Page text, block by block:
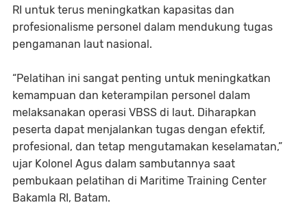
RI untuk terus meningkatkan kapasitas dan
profesionalisme personel dalam mendukung tugas
pengamanan laut nasional.
“Pelatihan ini sangat penting untuk meningkatkan
kemampuan dan keterampilan personel dalam
melaksanakan operasi VBSS di laut. Diharapkan
peserta dapat menjalankan tugas dengan efektif,
profesional, dan tetap mengutamakan keselamatan,”
ujar Kolonel Agus dalam sambutannya saat
pembukaan pelatihan di Maritime Training Center
Bakamla RI, Batam.